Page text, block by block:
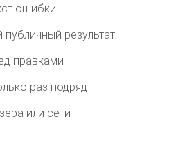
ошибки
результат
правками
раз подряд
или сети